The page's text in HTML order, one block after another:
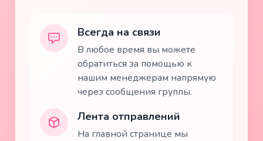
Всегда на связи
В любое время вы можете
обратиться за помощью к
нашим менеджерам напрямую
через сообщения группы.
Лента отправлений
На главной странице мы